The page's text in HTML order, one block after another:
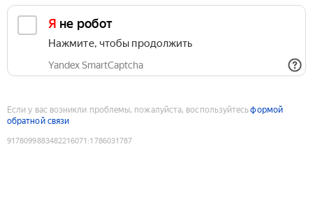
Я не робот
Нажмите, чтобы продолжить
Yandex SmartCaptcha
Если у вас возникли проблемы, пожалуйста, воспользуйтесьформой
обратной связи
9178099883482216071 :1786031787